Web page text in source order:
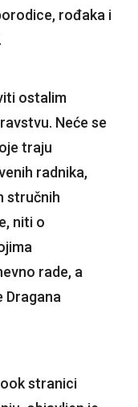
rođaka i
ostalim
Neće se
traju
radnika,
stručnih
niti o
rade, a
Dragana
stranici